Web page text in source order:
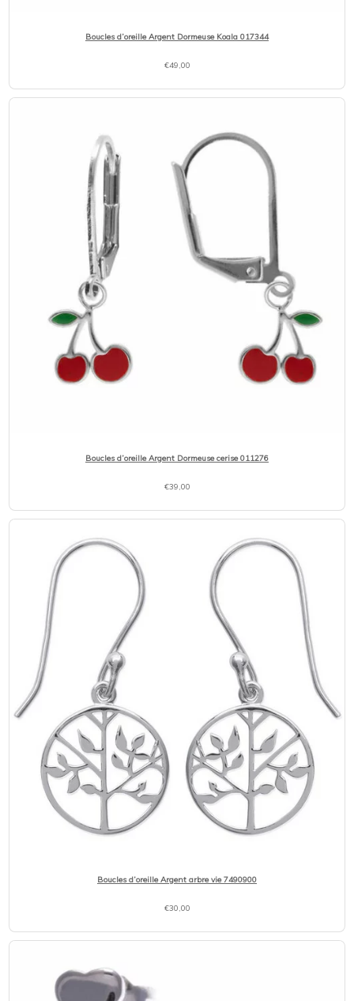
Boucles d’oreille Argent Dormeuse Koala 017344
€49,00
Boucles d’oreille Argent Dormeuse cerise 011276
€39,00
Boucles d’oreille Argent arbre vie 7490900
€30,00